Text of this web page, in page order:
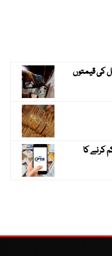
کی قیمتوں
کرنے کا